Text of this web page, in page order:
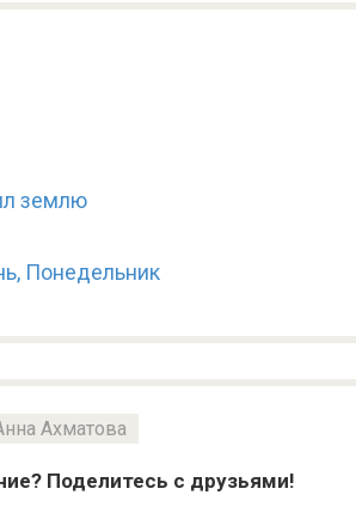
землю
Понедельник
Ахматова
Поделитесь с друзьями!